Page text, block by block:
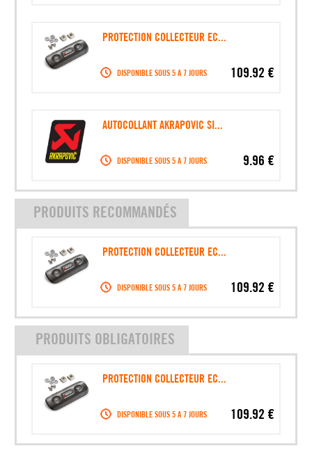
PROTECTION COLLECTEUR EC...
109.92 €
DISPONIBLE SOUS 5 A 7 JOURS
AUTOCOLLANT AKRAPOVIC SI...
9.96 €
DISPONIBLE SOUS 5 A 7 JOURS
PRODUITS RECOMMANDÉS
PROTECTION COLLECTEUR EC...
109.92 €
DISPONIBLE SOUS 5 A 7 JOURS
PRODUITS OBLIGATOIRES
PROTECTION COLLECTEUR EC...
109.92 €
DISPONIBLE SOUS 5 A 7 JOURS